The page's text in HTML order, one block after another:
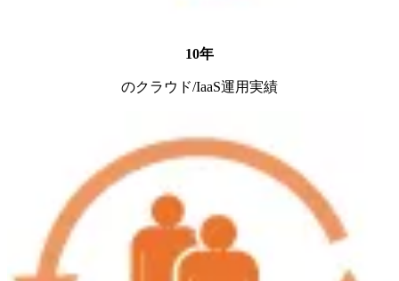
10年
のクラウド/IaaS運用実績